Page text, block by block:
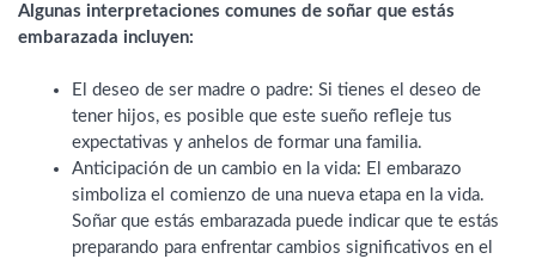
Algunas interpretaciones comunes de soñar que estás
embarazada incluyen:
El deseo de ser madre o padre: Si tienes el deseo de
tener hijos, es posible que este sueño refleje tus
expectativas y anhelos de formar una familia.
Anticipación de un cambio en la vida: El embarazo
simboliza el comienzo de una nueva etapa en la vida.
Soñar que estás embarazada puede indicar que te estás
preparando para enfrentar cambios significativos en el